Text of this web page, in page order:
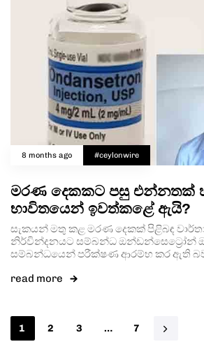
8 months ago #ceylonwire
මරණ දෙකකට පසු එන්නතක්
භාවිතයෙන් ඉවත්කළේ ඇයි?
සැකයන් මතු කළ මරණ දෙකක් පිළිබඳ
නිර්වින්දනයට සම්බන්ධ ඔන්ඩන්සෙට්‍රෝන්
සම්බන්ධයෙන් පරීක්ෂණ ආරම්භ කර ඇති
read more
1 2 3 … 7